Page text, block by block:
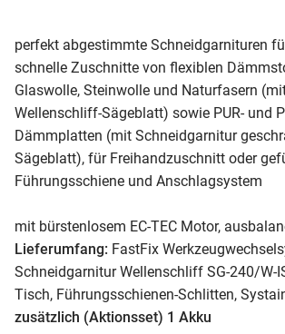
perfekt abgestimmte Schneidgarnituren
schnelle Zuschnitte von flexiblen
Glaswolle, Steinwolle und Naturfasern
Wellenschliff-Sägeblatt) sowie PUR- und
Dämmplatten (mit Schneidgarnitur
Sägeblatt), für Freihandzuschnitt oder
Führungsschiene und Anschlagsystem
mit bürstenlosem EC-TEC Motor,
Lieferumfang: FastFix
Schneidgarnitur Wellenschliff SG-240/W-
Tisch, Führungsschienen-Schlitten,
zusätzlich (Aktionsset) 1 Akku